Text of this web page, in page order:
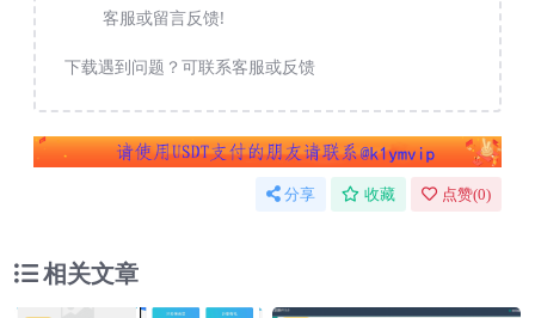
客服或留言反馈!
下载遇到问题？可联系客服或反馈
分享 收藏 点赞(0)
相关文章